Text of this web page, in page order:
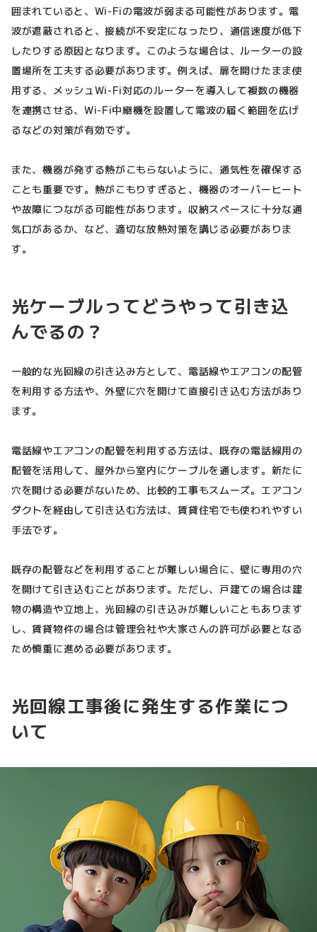
囲まれていると、Wi-Fiの電波が弱まる可能性があります。電
波が遮蔽されると、接続が不安定になったり、通信速度が低下
したりする原因となります。このような場合は、ルーターの設
置場所を工夫する必要があります。例えば、扉を開けたまま使
用する、メッシュWi-Fi対応のルーターを導入して複数の機器
を連携させる、Wi-Fi中継機を設置して電波の届く範囲を広げ
るなどの対策が有効です。
また、機器が発する熱がこもらないように、通気性を確保する
ことも重要です。熱がこもりすぎると、機器のオーバーヒート
や故障につながる可能性があります。収納スペースに十分な通
気口があるか、など、適切な放熱対策を講じる必要がありま
す。
光ケーブルってどうやって引き込
んでるの？
一般的な光回線の引き込み方として、電話線やエアコンの配管
を利用する方法や、外壁に穴を開けて直接引き込む方法があり
ます。
電話線やエアコンの配管を利用する方法は、既存の電話線用の
配管を活用して、屋外から室内にケーブルを通します。新たに
穴を開ける必要がないため、比較的工事もスムーズ。エアコン
ダクトを経由して引き込む方法は、賃貸住宅でも使われやすい
手法です。
既存の配管などを利用することが難しい場合に、壁に専用の穴
を開けて引き込むことがあります。ただし、戸建ての場合は建
物の構造や立地上、光回線の引き込みが難しいこともあります
し、賃貸物件の場合は管理会社や大家さんの許可が必要となる
ため慎重に進める必要があります。
光回線工事後に発生する作業につ
いて